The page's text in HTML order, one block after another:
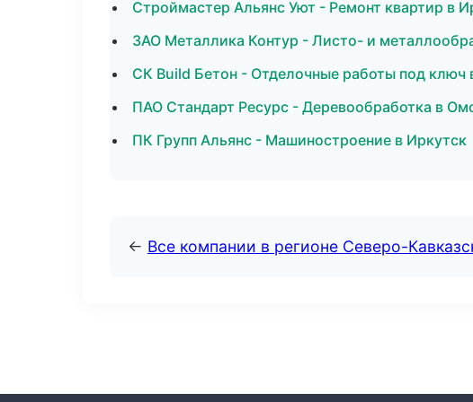
Строймастер Альянс Уют - Ремонт квартир в
ЗАО Металлика Контур - Листо- и
СК Build Бетон - Отделочные работы под ключ
ПАО Стандарт Ресурс - Деревообработка в
ПК Групп Альянс - Машиностроение в Иркутск
← Все компании в регионе Северо-